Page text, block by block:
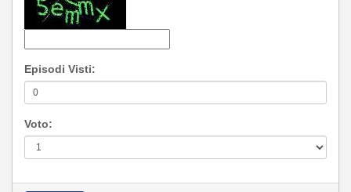
Episodi Visti:
Voto: